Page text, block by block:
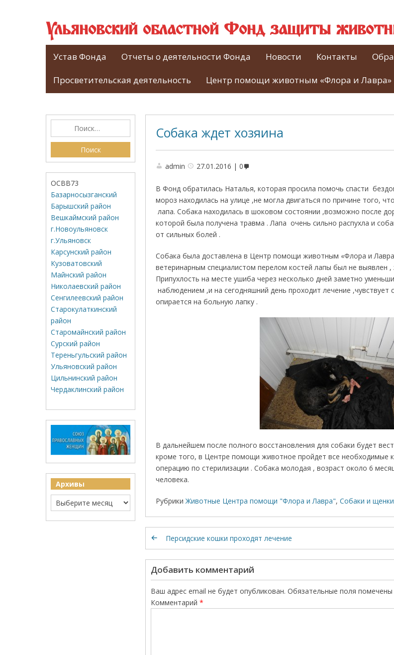
Ульяновский областной Фонд защиты
Устав Фонда Отчеты о деятельности Фонда Новости Контакты
Просветительская деятельность Центр помощи животным «Флора и Лавра»
Собака ждет хозяина
admin 27.01.2016 0
В Фонд обратилась Наталья, которая просила помочь спасти
мороз находилась на улице ,не могла двигаться по причине того,
лапа. Собака находилась в шоковом состоянии ,возможно после
которой была получена травма . Лапа очень сильно распухла и
от сильных болей .
Собака была доставлена в Центр помощи животным «Флора и
ветеринарным специалистом перелом костей лапы был не выявлен
Припухлость на месте ушиба через несколько дней заметно
наблюдением ,и на сегодняшний день проходит лечение ,чувствует
опирается на больную лапку .
В дальнейшем после полного восстановления для собаки будет
кроме того, в Центре помощи животное пройдет все необходимые
операцию по стерилизации . Собака молодая , возраст около 6
человека.
Рубрики Животные Центра помощи "Флора и Лавра", Собаки и щенки
Персидские кошки проходят лечение
Добавить комментарий
Ваш адрес email не будет опубликован. Обязательные поля помечены
Комментарий *
ОСВВ73
Базарносызганский
Барышский район
Вешкаймский район
г.Новоульяновск
г.Ульяновск
Карсунский район
Кузоватовский
Майнский район
Николаевский район
Сенгилеевский район
Старокулаткинский
район
Старомайнский район
Сурский район
Тереньгульский район
Ульяновский район
Цильнинский район
Чердаклинский район
Архивы